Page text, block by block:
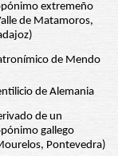
extremeño
de Matamoros,
de Mendo
de Alemania
de un
gallego
Pontevedra)